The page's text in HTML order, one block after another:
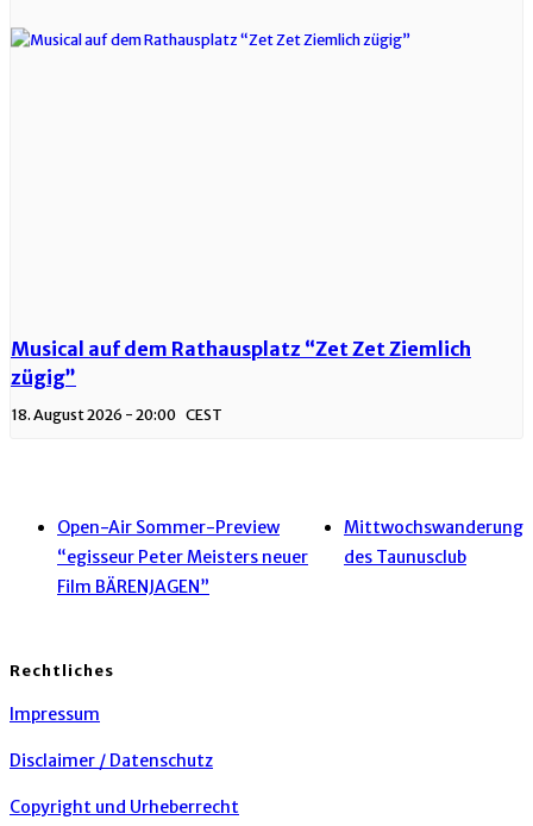
Musical auf dem Rathausplatz “Zet Zet Ziemlich
zügig”
18. August 2026 - 20:00 CEST
Open-Air Sommer-Preview
“egisseur Peter Meisters neuer
Film BÄRENJAGEN”
Mittwochswanderung
des Taunusclub
Rechtliches
Impressum
Disclaimer / Datenschutz
Copyright und Urheberrecht